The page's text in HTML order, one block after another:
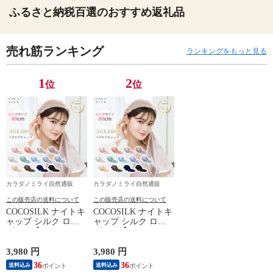
ふるさと納税百選のおすすめ返礼品
売れ筋ランキング ランキングをもっと見る
1位
カラダノミライ自然通販
この販売店の送料について
COCOSILK ナイトキ
ャップ シルク ロン
60cm】ナイトキャッ
プ ロング 筒 シルク
100％ 筒状 6A シル
3,980 円
送料込み 36
2位
カラダノミライ自然通販
この販売店の送料について
COCOSILK ナイトキ
ャップ シルク ロン
60cm】ナイトキャッ
プ ロング 筒 シルク
100％ 筒状 6A シル
3,980 円
送料込み 36